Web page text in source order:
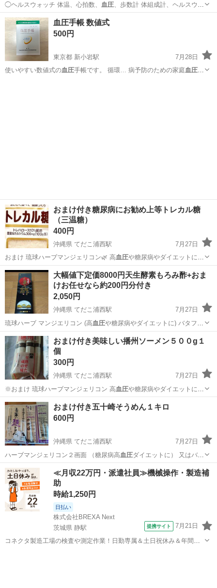
◯ヘルスウォッチ 体温、心拍数、
血圧、歩数計 体組成計、ヘルスウォ
ッチと…
岡山 岡山市 岡山駅 その他
血圧手帳 数値式
500円
東京都 新小岩駅
7月28日
使いやすい数値式の血圧 手帳です。 循環… 病予防のための家庭血圧測
おまけ付き糖尿病にお勧め上等トレカル糖
（三温糖）
400円
沖縄県 てだこ浦西駅
7月27日
おまけ 琉球ハーブマンジェリコン🌿 高血圧や糖尿病やダイエットにお
勧め 又は※バ…
沖縄 宜野湾市 てだこ浦西駅 食品 三温糖
大幅値下定価8000円天生酵素もろみ酢+おま
けお任せなら約200円分付き
2,050円
沖縄県 てだこ浦西駅
7月27日
琉球ハーブ マンジエリコン (高 血圧や糖尿病やダイエットに) バタフラ
イ…
沖縄 宜野湾市 てだこ浦西駅 食品
おまけ付き美味しい播州ソーメン５００g１
個
300円
沖縄県 てだこ浦西駅
7月27日
※おまけ 琉球ハーブマンジェリコン 高 血圧や糖尿病やダイエットに
※又はバタフラ…
沖縄 宜野湾市 てだこ浦西駅 食品 播州
おまけ付き五十崎そうめん１キロ
600円
沖縄県 てだこ浦西駅
7月27日
ハーブマンジェリコン２画面 （糖尿病高 血圧ダイエットに） 又はバタ
フライピー🦋３…
沖縄 宜野湾市 てだこ浦西駅 食品 そうめん
≪月収22万円・派遣社員≫機械操作・製造補
助
時給1,250円
日払い
株式会社BREXA Next
茨城県 静駅
提携サイト 7月21日
コネクタ製造工場の検査や測定作業！日勤専属＆土日祝休み＆年間休